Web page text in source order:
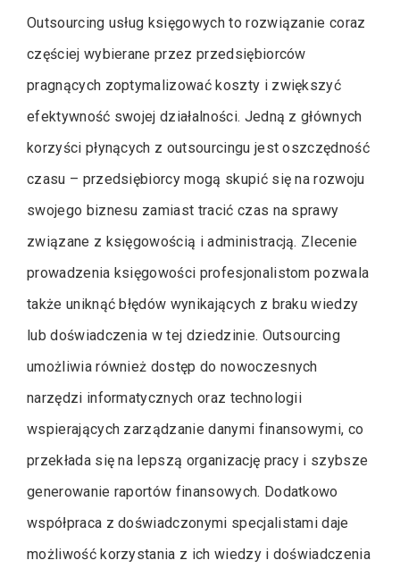
Outsourcing usług księgowych to rozwiązanie coraz
częściej wybierane przez przedsiębiorców
pragnących zoptymalizować koszty i zwiększyć
efektywność swojej działalności. Jedną z głównych
korzyści płynących z outsourcingu jest oszczędność
czasu – przedsiębiorcy mogą skupić się na rozwoju
swojego biznesu zamiast tracić czas na sprawy
związane z księgowością i administracją. Zlecenie
prowadzenia księgowości profesjonalistom pozwala
także uniknąć błędów wynikających z braku wiedzy
lub doświadczenia w tej dziedzinie. Outsourcing
umożliwia również dostęp do nowoczesnych
narzędzi informatycznych oraz technologii
wspierających zarządzanie danymi finansowymi, co
przekłada się na lepszą organizację pracy i szybsze
generowanie raportów finansowych. Dodatkowo
współpraca z doświadczonymi specjalistami daje
możliwość korzystania z ich wiedzy i doświadczenia